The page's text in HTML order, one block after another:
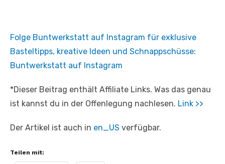
Folge Buntwerkstatt auf Instagram für exklusive
Basteltipps, kreative Ideen und Schnappschüsse:
Buntwerkstatt auf Instagram
*Dieser Beitrag enthält Affiliate Links. Was das genau
ist kannst du in der Offenlegung nachlesen. Link >>
Der Artikel ist auch in en_US verfügbar.
Teilen mit: